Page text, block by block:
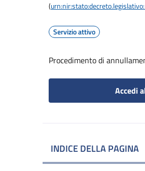
(
Servizio attivo
Procedimento di
Accedi
INDICE DELLA PAGINA